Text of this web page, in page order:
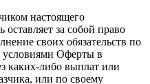
настоящего
оставляет за собой право
своих обязательств по
условиями Оферты в
каких-либо выплат или
или по своему